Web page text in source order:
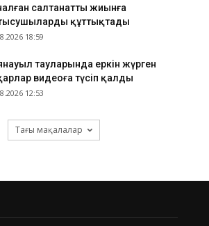
салтанатты жиынға
құттықтады
18:59
тауларында еркін жүрген
видеоға түсіп қалды
12:53
Тағы мақалалар